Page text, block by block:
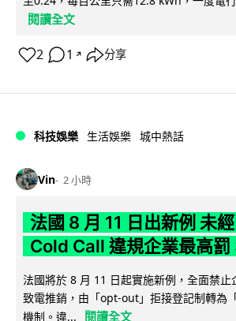
閱讀全文
2 1 ↗ 分享
科技娛樂 生活娛樂 城中熱話
Vin 2 小時
法國 8 月 11 日出新例 未
Cold Call 違規企業最高
法國將於 8 月 11 日起實施新例，全面禁止
致電推銷，由「opt-out」拒接登記制轉為
機制。違...
閱讀全文